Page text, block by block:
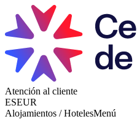
Atención al cliente
ESEUR
Alojamientos / HotelesMenú